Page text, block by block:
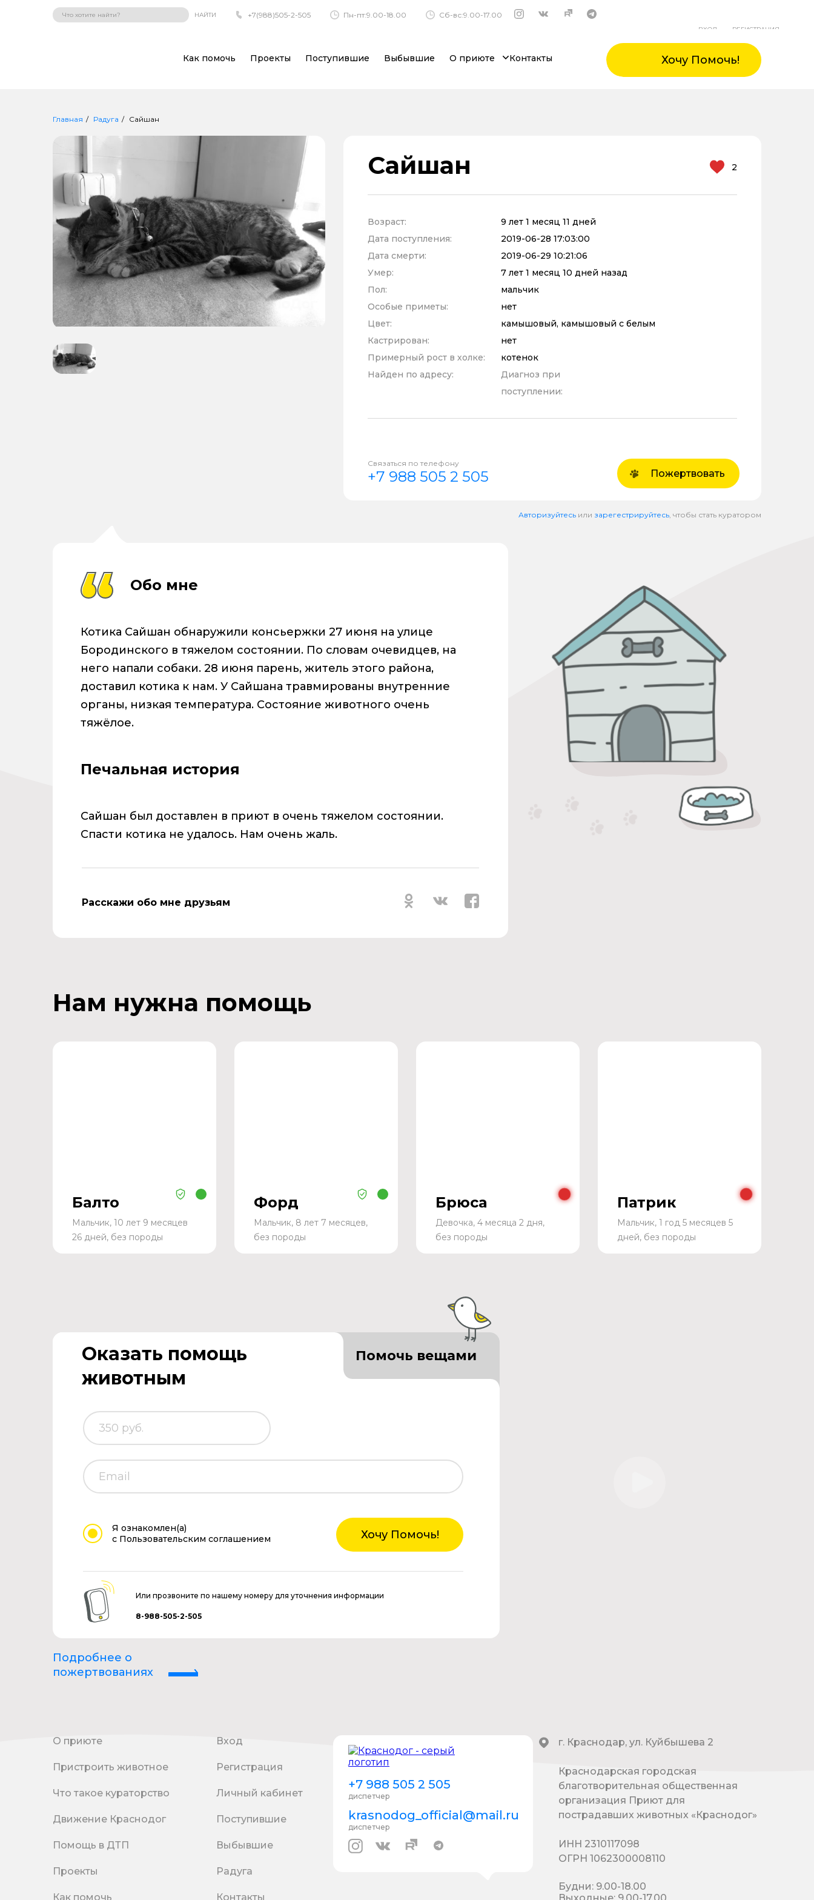
НАЙТИ +7(988)505-2-505 Пн-пт:9.00-18.00 Сб-вс:9.00-17.00
ВХОД РЕГИСТРАЦИЯ
Как помочь Проекты Поступившие Выбывшие О приюте Контакты Хочу Помочь!
Главная Радуга Сайшан
Сайшан 2
Возраст:
9 лет 1 месяц 11 дней
Дата поступления:
2019-06-28 17:03:00
Дата смерти:
2019-06-29 10:21:06
Умер:
7 лет 1 месяц 10 дней назад
Пол:
мальчик
Особые приметы:
нет
Цвет:
камышовый, камышовый с белым
Кастрирован:
нет
Примерный рост в холке:
котенок
Найден по адресу:
Диагноз при
поступлении:
Связаться по телефону
+7 988 505 2 505 Пожертвовать
Авторизуйтесь или зарегестрируйтесь , чтобы стать куратором
Обо мне
Котика Сайшан обнаружили консьержки 27 июня на улице
Бородинского в тяжелом состоянии. По словам очевидцев, на
него напали собаки. 28 июня парень, житель этого района,
доставил котика к нам. У Сайшана травмированы внутренние
органы, низкая температура. Состояние животного очень
тяжёлое.
Печальная история
Сайшан был доставлен в приют в очень тяжелом состоянии.
Спасти котика не удалось. Нам очень жаль.
Расскажи обо мне друзьям
Нам нужна помощь
Балто
Мальчик, 10 лет 9 месяцев
26 дней, без породы
Форд
Мальчик, 8 лет 7 месяцев,
без породы
Брюса
Девочка, 4 месяца 2 дня,
без породы
Патрик
Мальчик, 1 год 5 месяцев 5
дней, без породы
Оказать помощь
животным
Помочь вещами
Я ознакомлен(а)
с Пользовательским соглашением
Хочу Помочь!
Или прозвоните по нашему номеру для уточнения информации
8-988-505-2-505
Подробнее о
пожертвованиях
О приюте
Пристроить животное
Что такое кураторство
Движение Краснодог
Помощь в ДТП
Проекты
Как помочь
Вход
Регистрация
Личный кабинет
Поступившие
Выбывшие
Радуга
Контакты
+7 988 505 2 505
диспетчер
krasnodog_official@mail.ru
диспетчер
г. Краснодар, ул. Куйбышева 2
Краснодарская городская
благотворительная общественная
организация Приют для
пострадавших животных «Краснодог»
ИНН 2310117098
ОГРН 1062300008110
Будни: 9.00-18.00